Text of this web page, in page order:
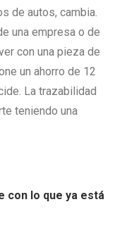
de autos, cambia.
una empresa o de
con una pieza de
un ahorro de 12
La trazabilidad
teniendo una
con lo que ya está